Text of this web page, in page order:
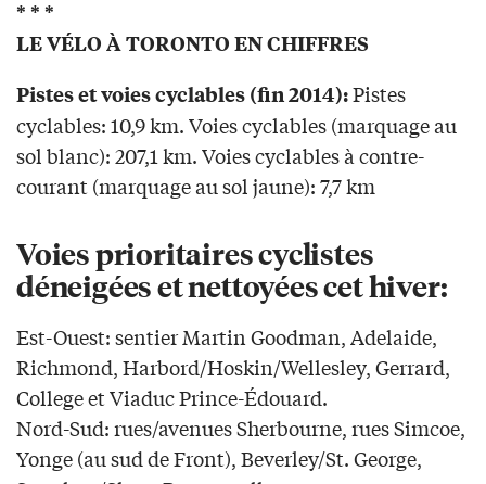
* * *
LE VÉLO À TORONTO EN CHIFFRES
Pistes et voies cyclables (fin 2014):Pistes
cyclables: 10,9 km. Voies cyclables (marquage au
sol blanc): 207,1 km. Voies cyclables à contre-
courant (marquage au sol jaune): 7,7 km
Voies prioritaires cyclistes
déneigées et nettoyées cet hiver:
Est-Ouest: sentier Martin Goodman, Adelaide,
Richmond, Harbord/Hoskin/Wellesley, Gerrard,
College et Viaduc Prince-Édouard.
Nord-Sud: rues/avenues Sherbourne, rues Simcoe,
Yonge (au sud de Front), Beverley/St. George,